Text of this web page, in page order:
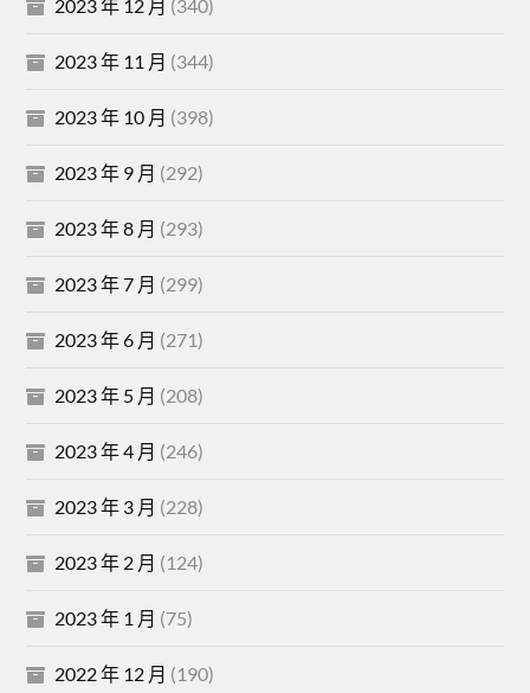
2023 年 12 月 (340)
2023 年 11 月 (344)
2023 年 10 月 (398)
2023 年 9 月 (292)
2023 年 8 月 (293)
2023 年 7 月 (299)
2023 年 6 月 (271)
2023 年 5 月 (208)
2023 年 4 月 (246)
2023 年 3 月 (228)
2023 年 2 月 (124)
2023 年 1 月 (75)
2022 年 12 月 (190)